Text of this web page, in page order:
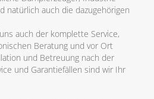
natürlich auch die dazugehörigen
auch der komplette Service,
Beratung und vor Ort
und Betreuung nach der
und Garantiefällen sind wir Ihr